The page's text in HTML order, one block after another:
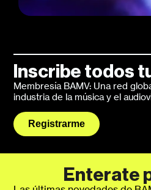
Inscribe todos
Membresía BAMV: Una red
industria de la música y el
Registrarme
Enterate